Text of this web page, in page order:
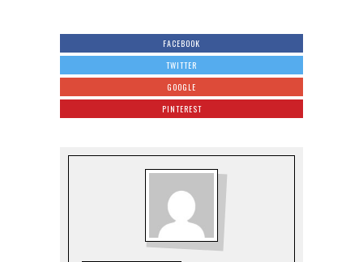
FACEBOOK
TWITTER
GOOGLE
PINTEREST